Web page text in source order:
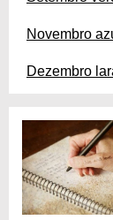
Novembro
Dezembro